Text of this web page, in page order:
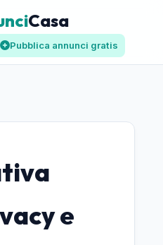
Casa
Pubblica annunci gratis
e